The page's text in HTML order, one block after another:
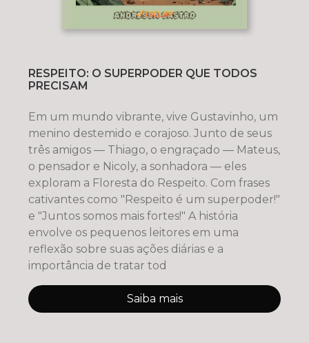
RESPEITO: O SUPERPODER QUE TODOS
PRECISAM
Em um mundo vibrante, vive Gustavinho, um
menino destemido e corajoso. Junto de seus
três amigos — Thiago, o engraçado — Mateus,
o pensador e Nicoly, a sonhadora — eles
exploram a Floresta do Respeito. Com frases
cativantes como "Respeito é um superpoder!"
e "Juntos somos mais fortes!" A história
envolve os pequenos leitores em uma
reflexão sobre suas ações diárias e a
importância de tratar tod
Saiba mais